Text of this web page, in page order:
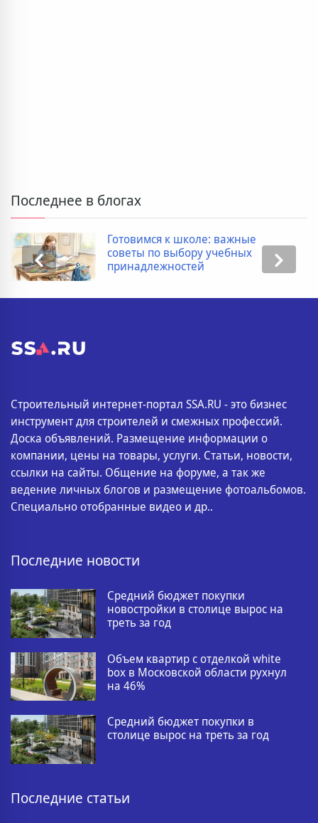
Последнее в блогах
Готовимся к школе: важные
советы по выбору учебных
принадлежностей
Строительный интернет-портал SSA.RU - это бизнес
инструмент для строителей и смежных профессий.
Доска объявлений. Размещение информации о
компании, цены на товары, услуги. Статьи, новости,
ссылки на сайты. Общение на форуме, а так же
ведение личных блогов и размещение фотоальбомов.
Специально отобранные видео и др..
Последние новости
Средний бюджет покупки
новостройки в столице вырос на
треть за год
Объем квартир с отделкой white
box в Московской области рухнул
на 46%
Средний бюджет покупки в
столице вырос на треть за год
Последние статьи